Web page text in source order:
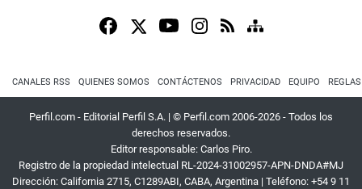
CANALES RSS QUIENES SOMOS CONTÁCTENOS PRIVACIDAD EQUIPO
Perfil.com - Editorial Perfil S.A. | © Perfil.com 2006-2026 - Todos los
derechos reservados.
Editor responsable: Carlos Piro.
Registro de la propiedad intelectual RL-2024-31002957-APN-DNDA#MJ
Dirección: California 2715, C1289ABI, CABA, Argentina | Teléfono: +54 9 11